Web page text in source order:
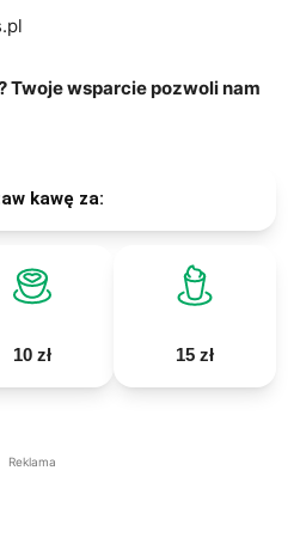
Twoje wsparcie pozwoli nam
kawę za:
10 zł 15 zł
Reklama